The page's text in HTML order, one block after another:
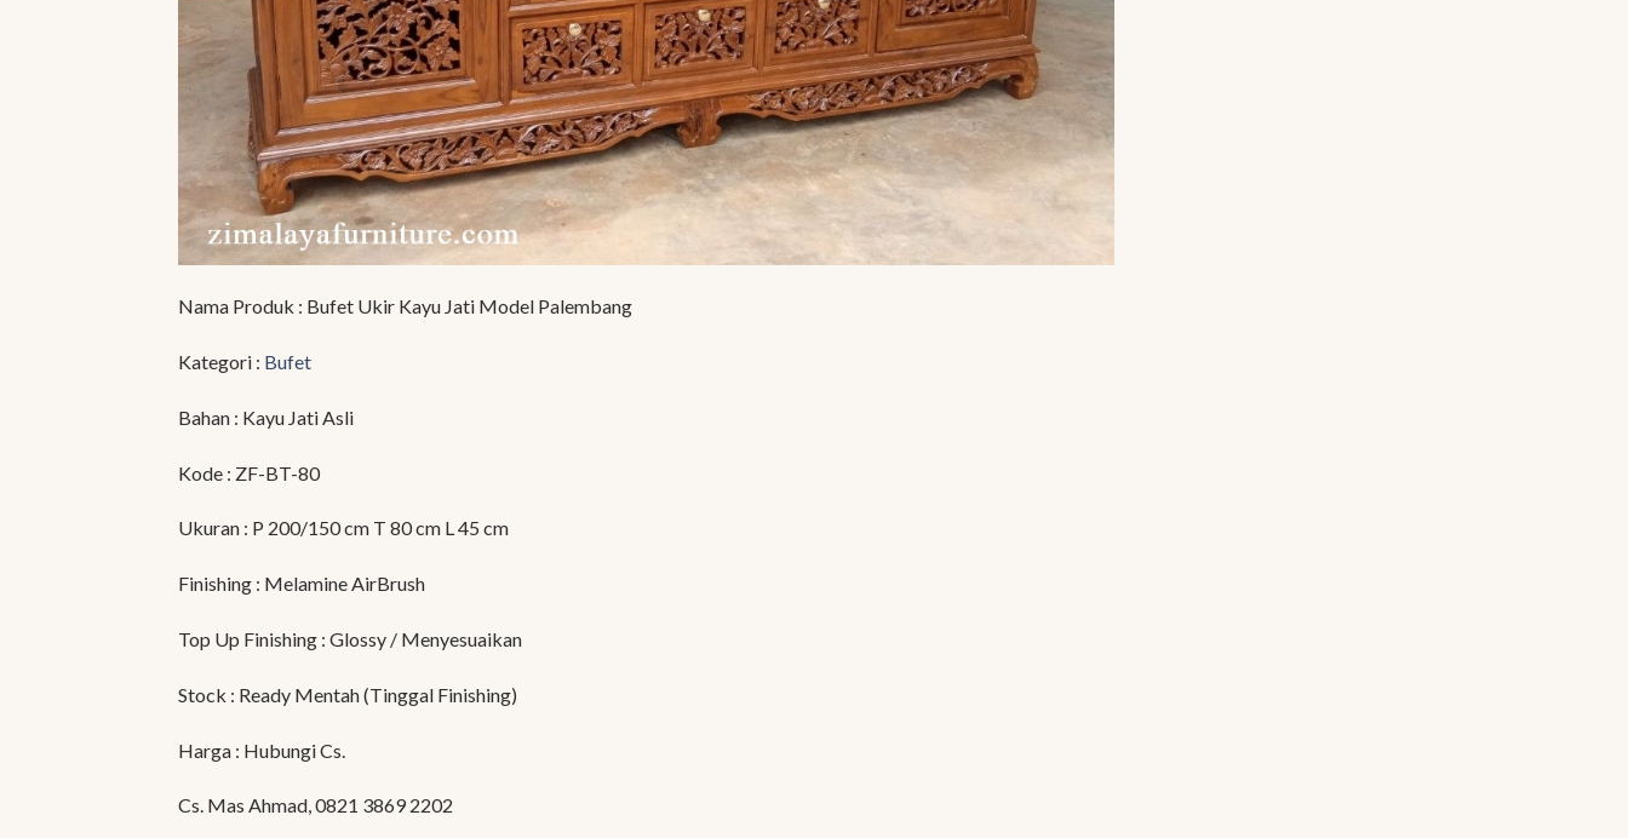
Nama Produk : Bufet Ukir Kayu Jati Model Palembang
Kategori : Bufet
Bahan : Kayu Jati Asli
Kode : ZF-BT-80
Ukuran : P 200/150 cm T 80 cm L 45 cm
Finishing : Melamine AirBrush
Top Up Finishing : Glossy / Menyesuaikan
Stock : Ready Mentah (Tinggal Finishing)
Harga : Hubungi Cs.
Cs. Mas Ahmad, 0821 3869 2202